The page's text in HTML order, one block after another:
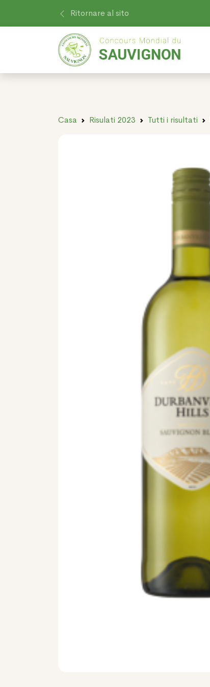
Ritornare al sito
Casa Risulati 2023 Tutti i risultati